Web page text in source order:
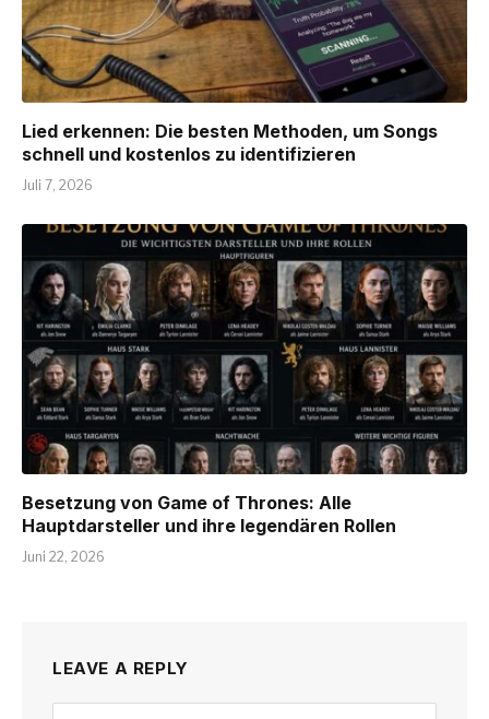
Lied erkennen: Die besten Methoden, um Songs
schnell und kostenlos zu identifizieren
Juli 7, 2026
Besetzung von Game of Thrones: Alle
Hauptdarsteller und ihre legendären Rollen
Juni 22, 2026
LEAVE A REPLY